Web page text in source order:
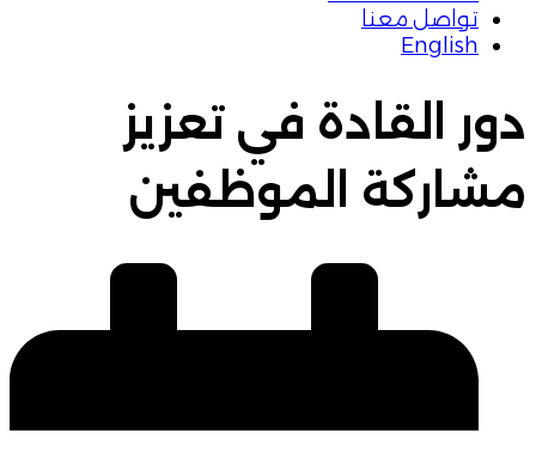
تواصل معنا
English
دور القادة في تعزيز
مشاركة الموظفين